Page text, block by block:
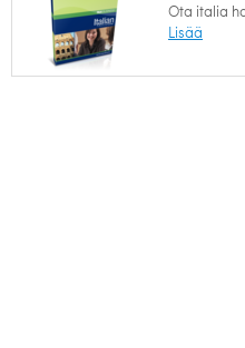
Ota italia
Lisää